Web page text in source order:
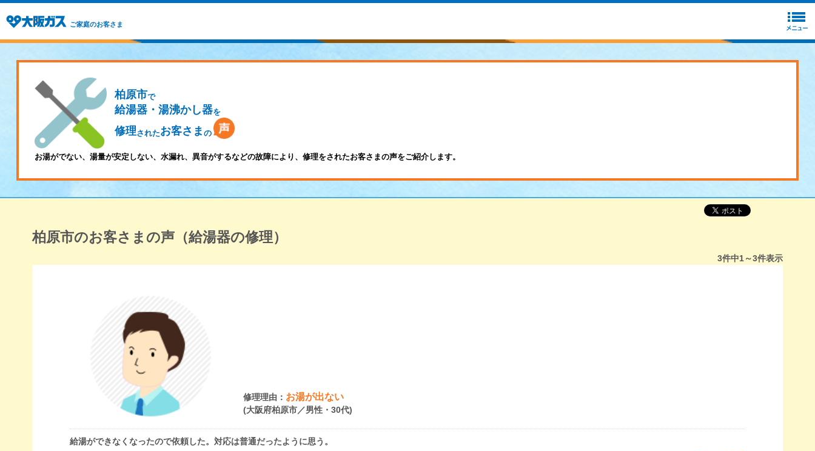
ご家庭のお客さま
柏原市で
給湯器・湯沸かし器を
修理されたお客さま の
お湯がでない、湯量が安定しない、水漏れ、異音がするなどの故障により、修理をされたお客さまの声をご紹介します。
柏原市のお客さまの声（給湯器の修理）
3件中1～3件表示
修理理由： お湯が出ない
(大阪府柏原市／男性・30代)
給湯ができなくなったので依頼した。対応は普通だったように思う。